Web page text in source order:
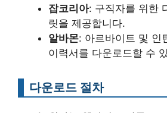
잡코리아: 구직자를 위한
릿을 제공합니다.
알바몬: 아르바이트 및 인
이력서를 다운로드할 수
다운로드 절차